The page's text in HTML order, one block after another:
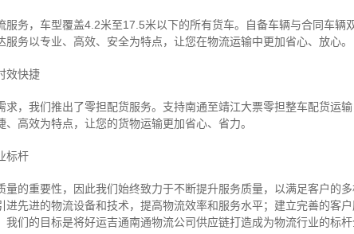
服务，车型覆盖4.2米至17.5米以下的所有货车。自备车辆与合同车辆
务以专业、高效、安全为特点，让您在物流运输中更加省心、放心。
效快捷
，我们推出了零担配货服务。支持南通至靖江大票零担整车配货运
高效为特点，让您的货物运输更加省心、省力。
标杆
量的重要性，因此我们始终致力于不断提升服务质量，以满足客户的
进先进的物流设备和技术，提高物流效率和服务水平；建立完善的客
我们的目标是将好运吉通南通物流公司供应链打造成为物流行业的标